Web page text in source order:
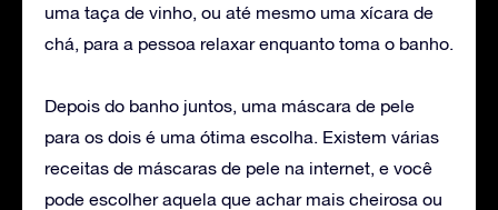
uma taça de vinho, ou até mesmo uma xícara de
chá, para a pessoa relaxar enquanto toma o banho.
Depois do banho juntos, uma máscara de pele
para os dois é uma ótima escolha. Existem várias
receitas de máscaras de pele na internet, e você
pode escolher aquela que achar mais cheirosa ou